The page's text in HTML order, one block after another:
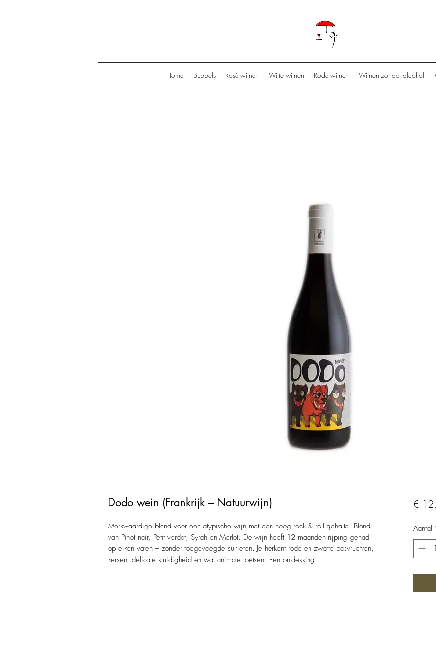
Home Bubbels Rosé wijnen Witte wijnen Rode wijnen Wijnen zonder alcohol
Dodo wein (Frankrijk – Natuurwijn)
Merkwaardige blend voor een atypische wijn met een hoog rock & roll gehalte! Blend
van Pinot noir, Petit verdot, Syrah en Merlot. De wijn heeft 12 maanden rijping gehad
op eiken vaten – zonder toegevoegde sulfieten. Je herkent rode en zwarte bosvruchten,
kersen, delicate kruidigheid en wat animale toetsen. Een ontdekking!
€
Aantal